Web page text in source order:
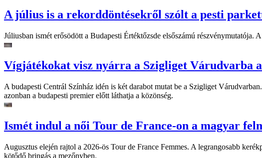
A július is a rekorddöntésekről szólt a pesti
Júliusban ismét erősödött a Budapesti Értéktőzsde elsőszámú
Vígjátékokat visz nyárra a Szigliget Várudvarba
A budapesti Centrál Színház idén is két darabot mutat be a Szigliget
azonban a budapesti premier előtt láthatja a közönség.
Ismét indul a női Tour de France-on a magyar
Augusztus elején rajtol a 2026-ös Tour de France Femmes. A legrangosabb
kötődő bringás a mezőnyben.